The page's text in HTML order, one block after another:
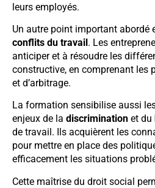
leurs employés.
Un autre point important abordé
conflits du travail. Les
anticiper et à résoudre les
constructive, en comprenant les
et d’arbitrage.
La formation sensibilise aussi
enjeux de la discrimination et du
de travail. Ils acquièrent les
pour mettre en place des
efficacement les situations
Cette maîtrise du droit social